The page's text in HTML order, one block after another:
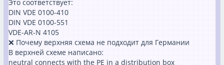
Это соответствует:
DIN VDE 0100-410
DIN VDE 0100-551
VDE-AR-N 4105
❌ Почему верхняя схема не подходит для Германии
В верхней схеме написано:
neutral connects with the PE in a distribution box